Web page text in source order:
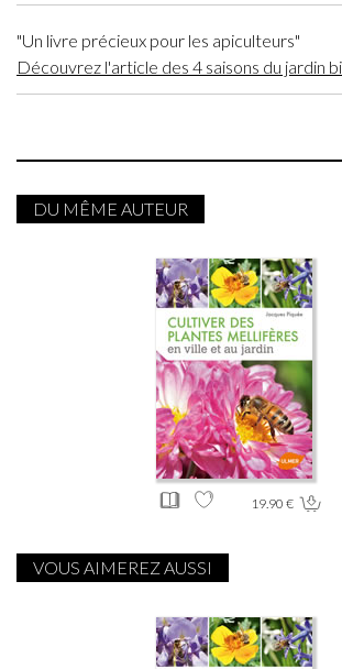
"Un livre précieux pour les apiculteurs"
Découvrez l'article des 4 saisons du jardin
DU MÊME AUTEUR
19.90 €
VOUS AIMEREZ AUSSI